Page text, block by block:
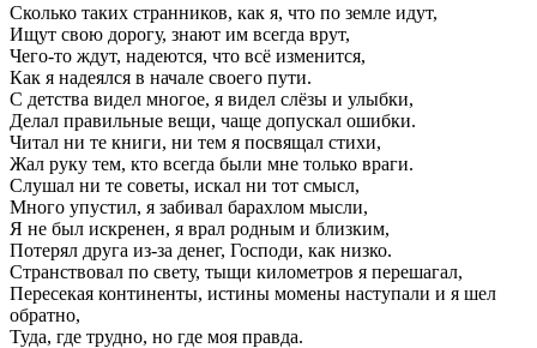
Сколько таких странников, как я, что по земле идут,
Ищут свою дорогу, знают им всегда врут,
Чего-то ждут, надеются, что всё изменится,
Как я надеялся в начале своего пути.
С детства видел многое, я видел слёзы и улыбки,
Делал правильные вещи, чаще допускал ошибки.
Читал ни те книги, ни тем я посвящал стихи,
Жал руку тем, кто всегда были мне только враги.
Слушал ни те советы, искал ни тот смысл,
Много упустил, я забивал барахлом мысли,
Я не был искренен, я врал родным и близким,
Потерял друга из-за денег, Господи, как низко.
Странствовал по свету, тыщи километров я перешагал,
Пересекая континенты, истины момены наступали и я шел
обратно,
Туда, где трудно, но где моя правда.